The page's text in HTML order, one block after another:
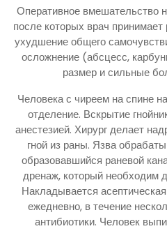
Оперативное вмешательство
после которых врач
ухудшение общего
осложнение (абсцесс,
размер и сильные
Человека с чиреем на спине
отделение. Вскрытие
анестезией. Хирург делает
гной из раны. Язва
образовавшийся раневой
дренаж, который необходим
Накладывается
ежедневно, в течение
антибиотики. Человек